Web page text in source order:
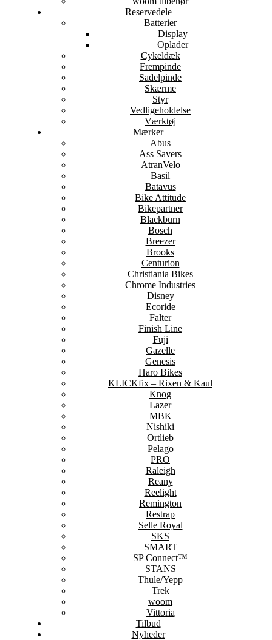
Reservedele
Batterier
Display
Oplader
Cykeldæk
Frempinde
Sadelpinde
Skærme
Styr
Vedligeholdelse
Værktøj
Mærker
Abus
Ass Savers
AtranVelo
Basil
Batavus
Bike Attitude
Bikepartner
Blackburn
Bosch
Breezer
Brooks
Centurion
Christiania Bikes
Chrome Industries
Disney
Ecoride
Falter
Finish Line
Fuji
Gazelle
Genesis
Haro Bikes
KLICKfix – Rixen & Kaul
Knog
Lazer
MBK
Nishiki
Ortlieb
Pelago
PRO
Raleigh
Reany
Reelight
Remington
Restrap
Selle Royal
SKS
SMART
SP Connect™
STANS
Thule/Yepp
Trek
woom
Vittoria
Tilbud
Nyheder